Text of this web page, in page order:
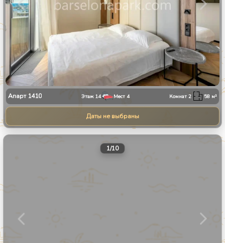
Апарт 1410 Этаж 14 Мест 4 Комнат2 58 м²
Даты не выбраны
1/10